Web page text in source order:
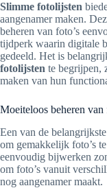
Slimme fotolijsten
aangenamer maken.
beheren van foto’s
tijdperk waarin digitale
gedeeld. Het is
fotolijsten te begrijpen,
maken van hun
Moeiteloos beheren van
Een van de belangrijkste
om gemakkelijk foto’s
eenvoudig bijwerken
om foto’s vanuit
nog aangenamer maakt.